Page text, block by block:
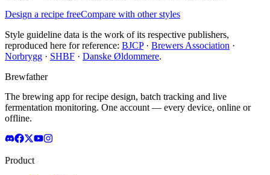
Design a recipe freeCompare with other styles
Style guideline data is the work of its respective publishers,
reproduced here for reference: BJCP· Brewers Association ·
Norbrygg · SHBF · Danske Øldommere.
Brewfather
The brewing app for recipe design, batch tracking and live
fermentation monitoring. One account — every device, online or
offline.
Product